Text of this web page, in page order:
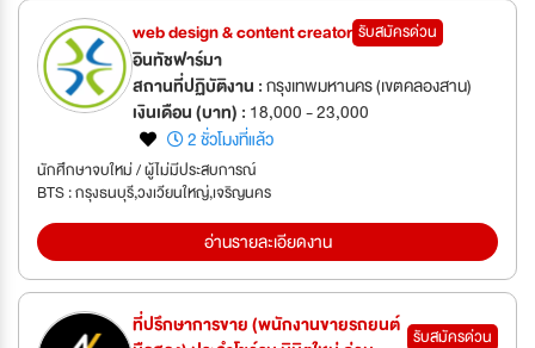
web design & content creator รับสมัครด่วน
อินทัชฟาร์มา
สถานที่ปฏิบัติงาน :กรุงเทพมหานคร (เขตคลองสาน)
เงินเดือน (บาท) : 18,000 - 23,000
2 ชั่วโมงที่แล้ว
นักศึกษาจบใหม่ / ผู้ไม่มีประสบการณ์
BTS : กรุงธนบุรี,วงเวียนใหญ่,เจริญนคร
อ่านรายละเอียดงาน
ที่ปรึกษาการขาย (พนักงานขายรถยนต์ รับสมัครด่วน